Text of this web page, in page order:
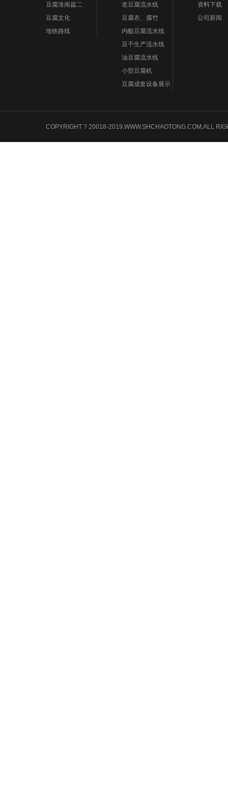
豆腐淮南篇二
豆腐文化
地铁路线
老豆腐流水线
豆腐衣、腐竹
内酯豆腐流水线
豆干生产流水线
油豆腐流水线
小型豆腐机
豆腐成套设备展示
资料下载
公司新闻
COPYRIGHT ? 20018-2019,WWW.SHCHAOTONG.COM,ALL